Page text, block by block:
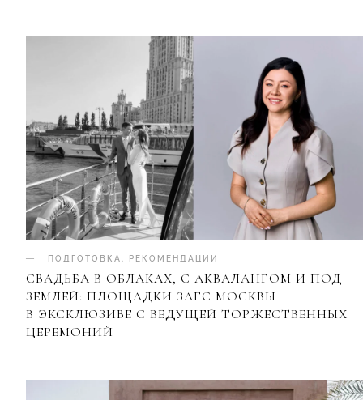
ПОДГОТОВКА РЕКОМЕНДАЦИИ
СВАДЬБА В ОБЛАКАХ, С АКВАЛАНГОМ И ПОД
ЗЕМЛЕЙ: ПЛОЩАДКИ ЗАГС МОСКВЫ
В ЭКСКЛЮЗИВЕ С ВЕДУЩЕЙ ТОРЖЕСТВЕННЫХ
ЦЕРЕМОНИЙ